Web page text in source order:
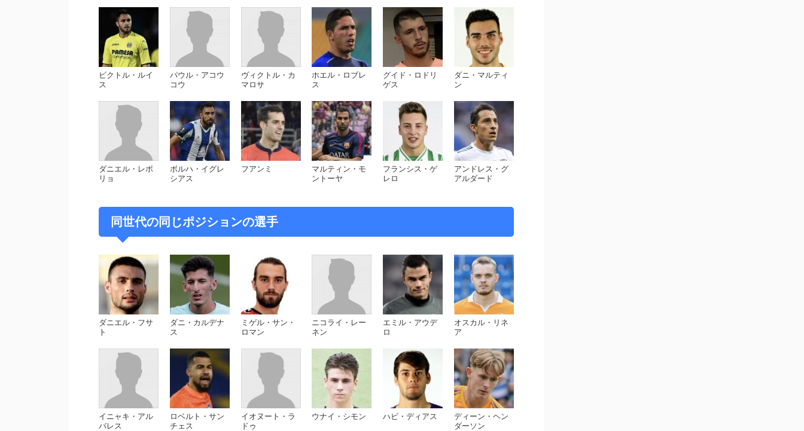
ビクトル・ルイ
ス
パウル・アコウ
コウ
ヴィクトル・カ
マロサ
ホエル・ロブレ
ス
グイド・ロドリ
ゲス
ダニ・マルティ
ン
ダニエル・レボ
リョ
ボルハ・イグレ
シアス
フアンミ
マルティン・モ
ントーヤ
フランシス・ゲ
レロ
アンドレス・グ
アルダード
同世代の同じポジションの選手
ダニエル・フサ
ト
ダニ・カルデナ
ス
ミゲル・サン・
ロマン
ニコライ・レー
ネン
エミル・アウデ
ロ
オスカル・リネ
ア
イニャキ・アル
バレス
ロベルト・サン
チェス
イオヌート・ラ
ドゥ
ウナイ・シモン ハビ・ディアス
ディーン・ヘン
ダーソン